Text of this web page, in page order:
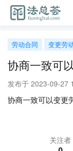
劳动合同 变更劳
协商一致可
发布于 2023-09-27
协商一致可以变更
关注者